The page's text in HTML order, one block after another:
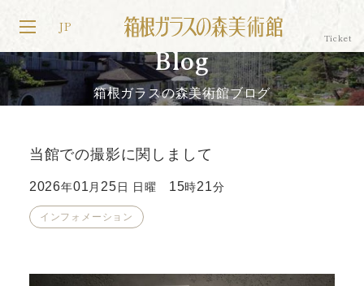
JP
Blog
箱根ガラスの森美術館ブログ
当館での撮影に関しまして
2026年01 月 25 日 日曜 15時21分
インフォメーション